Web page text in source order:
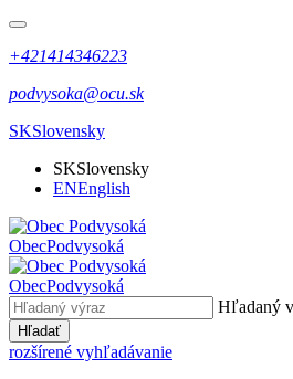
+421414346223
podvysoka@ocu.sk
SKSlovensky
SKSlovensky
ENEnglish
ObecPodvysoká
ObecPodvysoká
Hľadaný
Hľadať
rozšírené vyhľadávanie